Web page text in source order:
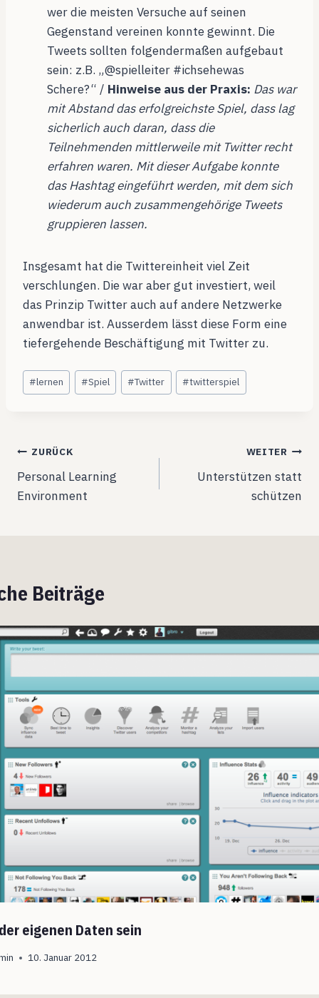
wer die meisten Versuche auf seinen
Gegenstand vereinen konnte gewinnt. Die
Tweets sollten folgendermaßen aufgebaut
sein: z.B. „@spielleiter #ichsehewas
Schere?“ / Hinweise aus der Praxis: Das war
mit Abstand das erfolgreichste Spiel, dass lag
sicherlich auch daran, dass die
Teilnehmenden mittlerweile mit Twitter recht
erfahren waren. Mit dieser Aufgabe konnte
das Hashtag eingeführt werden, mit dem sich
wiederum auch zusammengehörige Tweets
gruppieren lassen.
Insgesamt hat die Twittereinheit viel Zeit
verschlungen. Die war aber gut investiert, weil
das Prinzip Twitter auch auf andere Netzwerke
anwendbar ist. Ausserdem lässt diese Form eine
tiefergehende Beschäftigung mit Twitter zu.
Schlagworte:
#lernen #Spiel #Twitter #twitterspiel
Beitragsnavigation
ZURÜCK
Personal Learning
Environment
WEITER
Unterstützen statt
schützen
Beiträge
eigenen Daten sein
10. Januar 2012